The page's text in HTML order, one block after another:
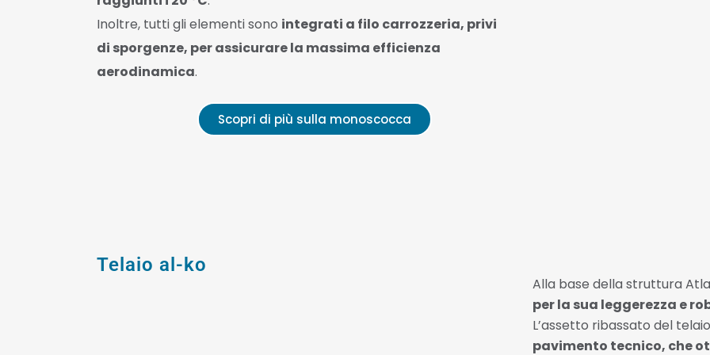
Inoltre, tutti gli elementi sono integrati a filo carrozzeria, privi
di sporgenze, per assicurare la massima efficienza
aerodinamica.
Scopri di più sulla monoscocca
Telaio al-ko
Alla base della struttura
per la sua leggerezza e
L’assetto ribassato del
pavimento tecnico, che